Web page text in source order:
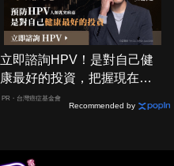
立即諮詢HPV！是對自己健
康最好的投資，把握現在不
嫌晚！
PR・台灣癌症基金會
Recommended by